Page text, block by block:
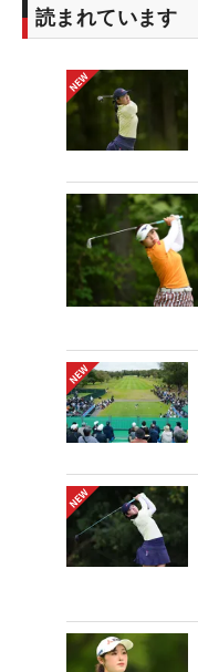
読まれています